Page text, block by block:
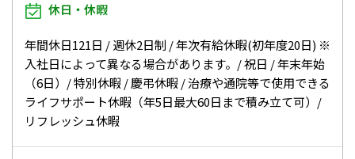
休日・休暇
年間休日121日 / 週休2日制 / 年次有給休暇(初年度20日) ※
入社日によって異なる場合があります。/ 祝日 / 年末年始
（6日）/ 特別休暇 / 慶弔休暇 / 治療や通院等で使用できる
ライフサポート休暇（年5日最大60日まで積み立て可）/
リフレッシュ休暇